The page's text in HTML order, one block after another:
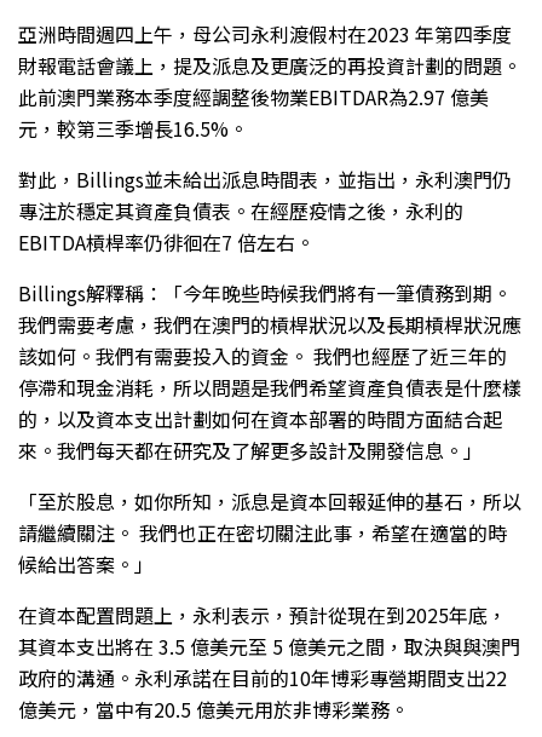
亞洲時間週四上午，母公司永利渡假村在2023 年第四季度
財報電話會議上，提及派息及更廣泛的再投資計劃的問題。
此前澳門業務本季度經調整後物業EBITDAR為2.97 億美
元，較第三季增長16.5%。
對此，Billings並未給出派息時間表，並指出，永利澳門仍
專注於穩定其資產負債表。在經歷疫情之後，永利的
EBITDA槓桿率仍徘徊在7 倍左右。
Billings解釋稱：「今年晚些時候我們將有一筆債務到期。
我們需要考慮，我們在澳門的槓桿狀況以及長期槓桿狀況應
該如何。我們有需要投入的資金。 我們也經歷了近三年的
停滯和現金消耗，所以問題是我們希望資產負債表是什麼樣
的，以及資本支出計劃如何在資本部署的時間方面結合起
來。我們每天都在研究及了解更多設計及開發信息。」
「至於股息，如你所知，派息是資本回報延伸的基石，所以
請繼續關注。 我們也正在密切關注此事，希望在適當的時
候給出答案。」
在資本配置問題上，永利表示，預計從現在到2025年底，
其資本支出將在 3.5 億美元至 5 億美元之間，取決與與澳門
政府的溝通。永利承諾在目前的10年博彩專營期間支出22
億美元，當中有20.5 億美元用於非博彩業務。